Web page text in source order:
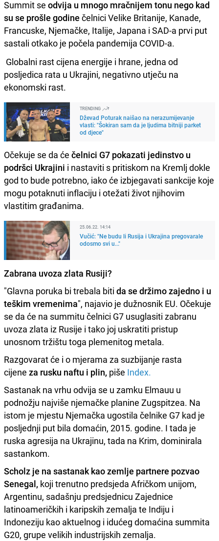
Summit se odvija u mnogo mračnijem tonu nego kad
su se prošle godine čelnici Velike Britanije, Kanade,
Francuske, Njemačke, Italije, Japana i SAD-a prvi put
sastali otkako je počela pandemija COVID-a.
Globalni rast cijena energije i hrane, jedna od
posljedica rata u Ukrajini, negativno utječu na
ekonomski rast.
TRENDING
Dževad Poturak naišao na nerazumijevanje
vlasti: "Šokiran sam da je ljudima bitniji parket
od djece"
Očekuje se da će čelnici G7 pokazati jedinstvo u
podršci Ukrajini i nastaviti s pritiskom na Kremlj dokle
god to bude potrebno, iako će izbjegavati sankcije koje
mogu potaknuti inflaciju i otežati život njihovim
vlastitim građanima.
25.06.22. 14:14
Vučić: "Ne budu li Rusija i Ukrajina pregovarale
odosmo svi u..."
Zabrana uvoza zlata Rusiji?
"Glavna poruka bi trebala biti da se držimo zajedno i u
teškim vremenima", najavio je dužnosnik EU. Očekuje
se da će na summitu čelnici G7 usuglasiti zabranu
uvoza zlata iz Rusije i tako joj uskratiti pristup
unosnom tržištu toga plemenitog metala.
Razgovarat će i o mjerama za suzbijanje rasta
cijene za rusku naftu i plin, piše Index.
Sastanak na vrhu odvija se u zamku Elmauu u
podnožju najviše njemačke planine Zugspitzea. Na
istom je mjestu Njemačka ugostila čelnike G7 kad je
posljednji put bila domaćin, 2015. godine. I tada je
ruska agresija na Ukrajinu, tada na Krim, dominirala
sastankom.
Scholz je na sastanak kao zemlje partnere pozvao
Senegal, koji trenutno predsjeda Afričkom unijom,
Argentinu, sadašnju predsjednicu Zajednice
latinoameričkih i karipskih zemalja te Indiju i
Indoneziju kao aktuelnog i idućeg domaćina summita
G20, grupe velikih industrijskih zemalja.